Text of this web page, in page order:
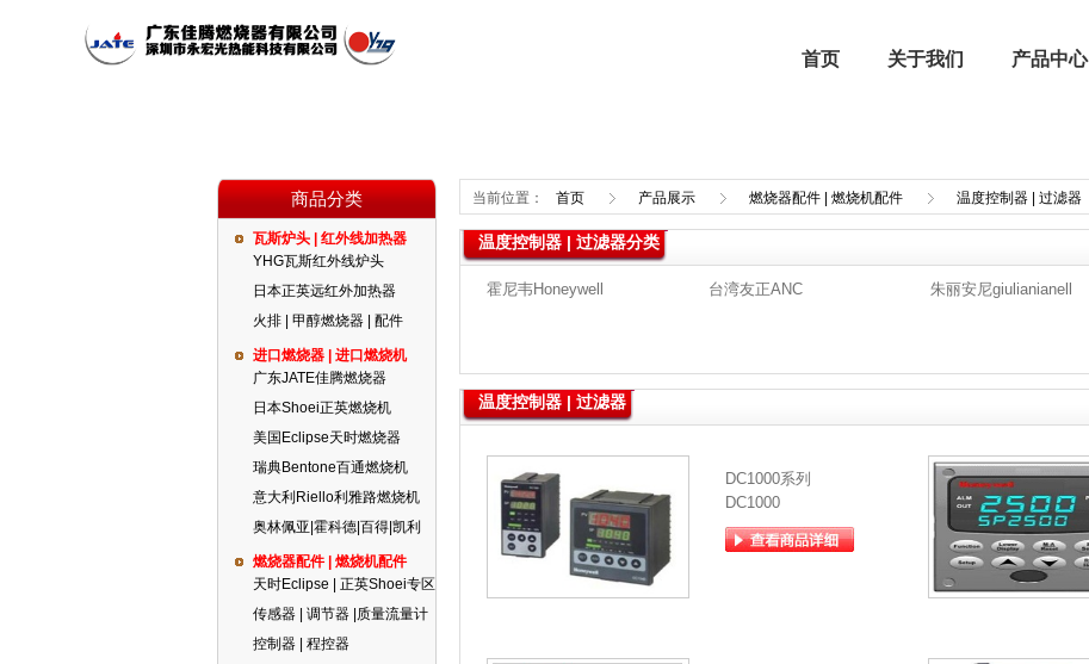
首页 关于我们
企业文化
产品中心
瓦斯炉头 | 红外线加热器 进口燃烧器 | 进口燃烧机
强制气化器
行业新闻
商品分类
瓦斯炉头 | 红外线加热器
YHG瓦斯红外线炉头
日本正英远红外加热器
火排 | 甲醇燃烧器 | 配件
进口燃烧器 | 进口燃烧机
广东JATE佳腾燃烧器
日本Shoei正英燃烧机
美国Eclipse天时燃烧器
瑞典Bentone百通燃烧机
意大利Riello利雅路燃烧机
奥林佩亚|霍科德|百得|凯利
燃烧器配件 | 燃烧机配件
天时Eclipse | 正英Shoei专区
传感器 | 调节器 |质量流量计
控制器 | 程控器
当前位置： 首页 产品展示 燃烧器配件 | 燃烧机配件 温度控制器 | 过滤器
温度控制器 | 过滤器分类
霍尼韦Honeywell 台湾友正ANC 朱丽安尼giulianianell
温度控制器 | 过滤器
DC1000系列
DC1000